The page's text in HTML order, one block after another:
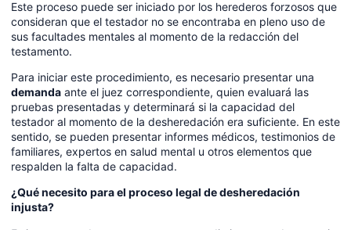
Este proceso puede ser iniciado por los herederos forzosos que
consideran que el testador no se encontraba en pleno uso de
sus facultades mentales al momento de la redacción del
testamento.
Para iniciar este procedimiento, es necesario presentar una
demanda ante el juez correspondiente, quien evaluará las
pruebas presentadas y determinará si la capacidad del
testador al momento de la desheredación era suficiente. En este
sentido, se pueden presentar informes médicos, testimonios de
familiares, expertos en salud mental u otros elementos que
respalden la falta de capacidad.
¿Qué necesito para el proceso legal de desheredación
injusta?